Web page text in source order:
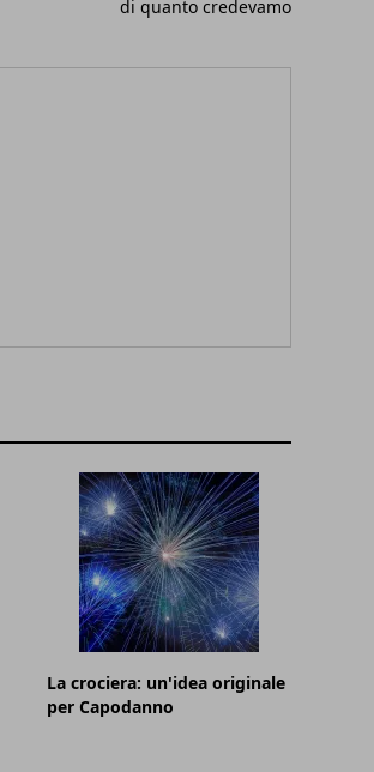
di quanto credevamo
La crociera: un'idea originale
per Capodanno